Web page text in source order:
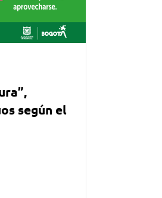
según el